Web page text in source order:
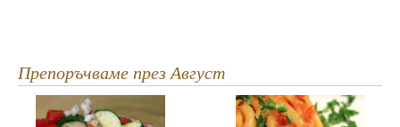
Препоръчваме през Август